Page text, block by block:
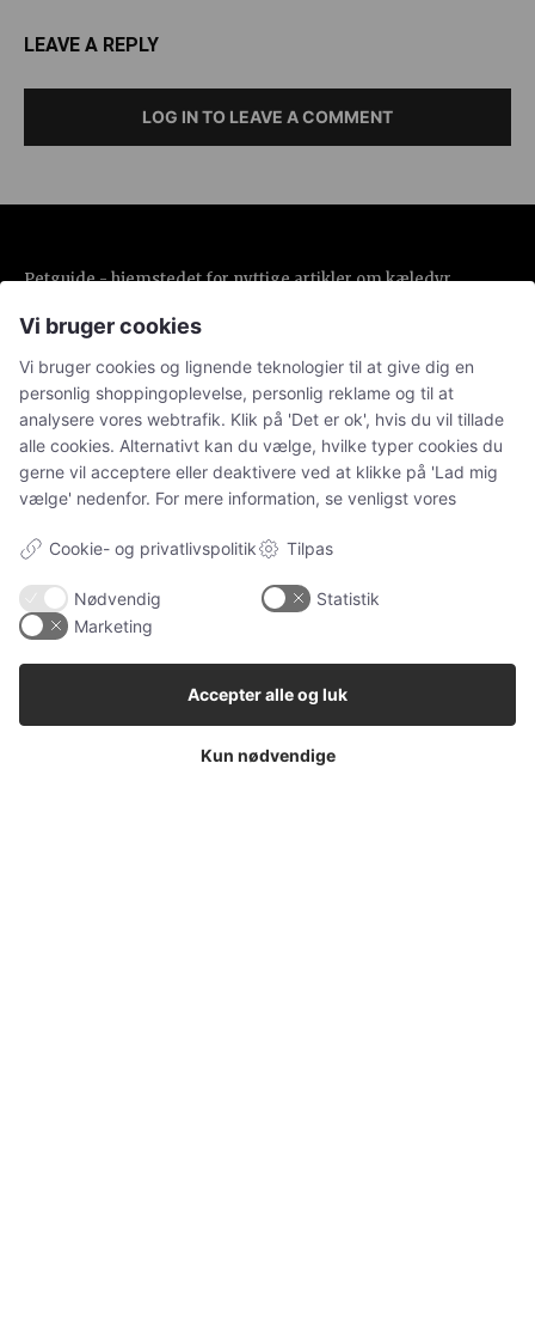
LEAVE A REPLY
LOG IN TO LEAVE A COMMENT
Petguide - hjemstedet for nyttige artikler om kæledyr
NAVIGATION
Alle
Ugens kæledyr
Hunde
Kaniner
Vores Pet Guide
Sponsoreret indhold
Klinisk tandtekniker – specialisten i individuelle
Vi bruger cookies
Vi bruger cookies og lignende teknologier til at give dig en
personlig shoppingoplevelse, personlig reklame og til at
analysere vores webtrafik. Klik på 'Det er ok', hvis du vil tillade
alle cookies. Alternativt kan du vælge, hvilke typer cookies du
gerne vil acceptere eller deaktivere ved at klikke på 'Lad mig
vælge' nedenfor. For mere information, se venligst vores
Cookie- og privatlivspolitik Tilpas
Nødvendig
Statistik
Marketing
Kun nødvendige
Accepter alle og luk